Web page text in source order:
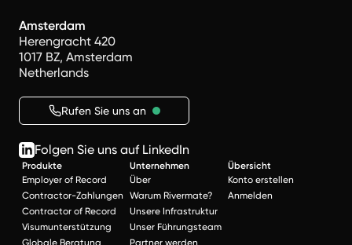
Amsterdam
Herengracht 420
1017 BZ, Amsterdam
Netherlands
Rufen Sie uns an
Folgen Sie uns auf LinkedIn
Produkte
Employer of Record
Contractor-Zahlungen
Contractor of Record
Visumunterstützung
Globale Beratung
Unternehmen
Über
Warum Rivermate?
Unsere Infrastruktur
Unser Führungsteam
Partner werden
Übersicht
Konto erstellen
Anmelden